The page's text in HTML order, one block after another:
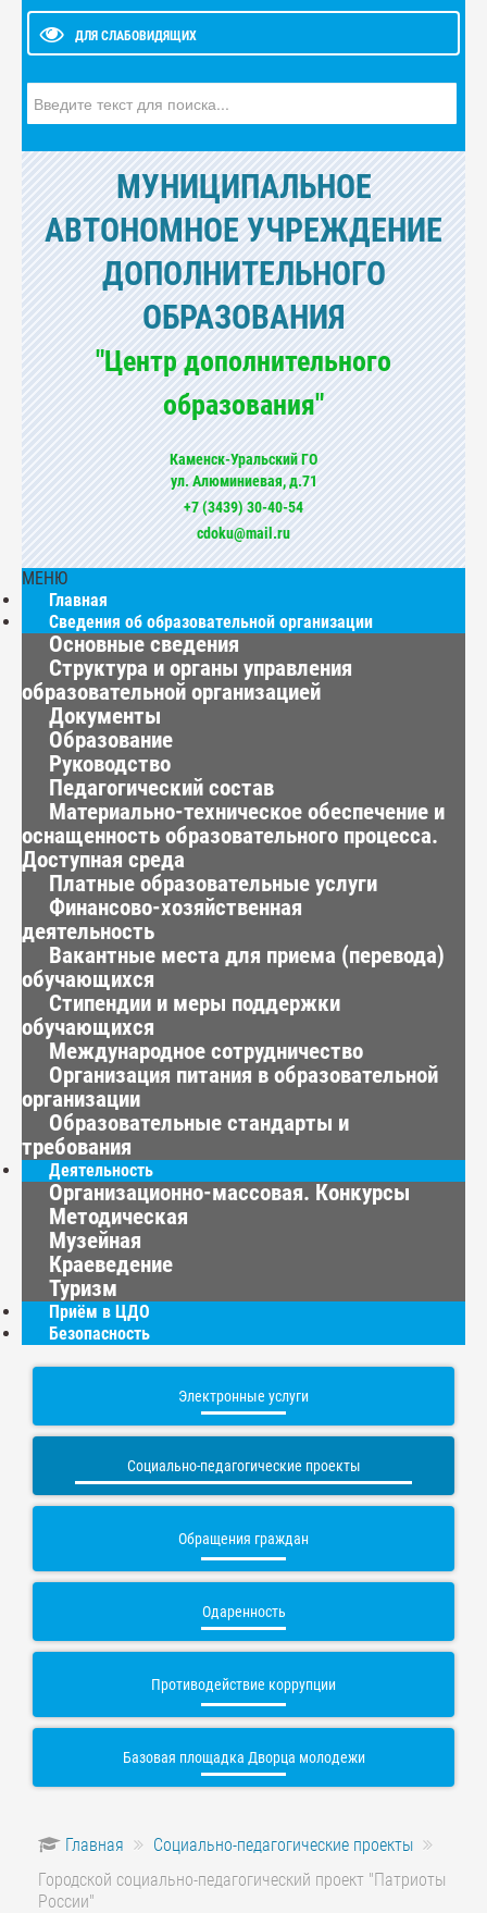
ДЛЯ СЛАБОВИДЯЩИХ
МУНИЦИПАЛЬНОЕ
АВТОНОМНОЕ УЧРЕЖДЕНИЕ
ДОПОЛНИТЕЛЬНОГО
ОБРАЗОВАНИЯ
"Центр дополнительного
образования"
Каменск-Уральский ГО
ул. Алюминиевая, д.71
+7 (3439) 30-40-54
cdoku@mail.ru
МЕНЮ
Главная
Сведения об образовательной организации
Основные сведения
Структура и органы управления
образовательной организацией
Документы
Образование
Руководство
Педагогический состав
Материально-техническое обеспечение и
оснащенность образовательного процесса.
Доступная среда
Платные образовательные услуги
Финансово-хозяйственная
деятельность
Вакантные места для приема (перевода)
обучающихся
Стипендии и меры поддержки
обучающихся
Международное сотрудничество
Организация питания в образовательной
организации
Образовательные стандарты и
требования
Деятельность
Организационно-массовая. Конкурсы
Методическая
Музейная
Краеведение
Туризм
Приём в ЦДО
Безопасность
Электронные услуги
Социально-педагогические проекты
Обращения граждан
Одаренность
Противодействие коррупции
Базовая площадка Дворца молодежи
Главная
Социально-педагогические проекты
Городской социально-педагогический проект "Патриоты
России"